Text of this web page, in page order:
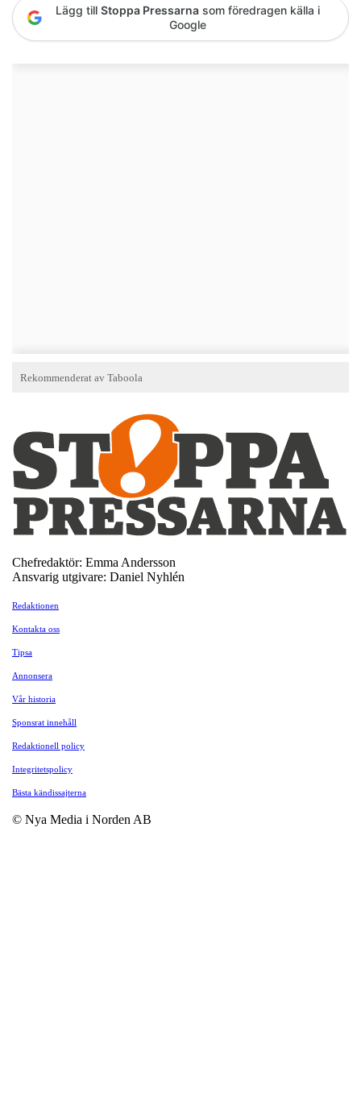
Lägg till Stoppa Pressarna som föredragen källa i
Google
Chefredaktör: Emma Andersson
Ansvarig utgivare: Daniel Nyhlén
Redaktionen
Kontakta oss
Tipsa
Annonsera
Vår historia
Sponsrat innehåll
Redaktionell policy
Integritetspolicy
Bästa kändissajterna
© Nya Media i Norden AB